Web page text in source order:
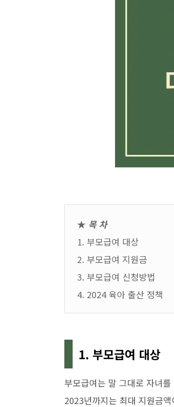
★ 목 차
1. 부모급여 대상
2. 부모급여 지원금
3. 부모급여 신청방법
4. 2024 육아 출산 정책
1. 부모급여 대상
부모급여는 말 그대로 자녀
2023년까지는 최대 지원금